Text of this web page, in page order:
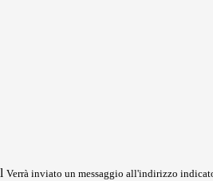
Verrà inviato un messaggio all'indirizzo